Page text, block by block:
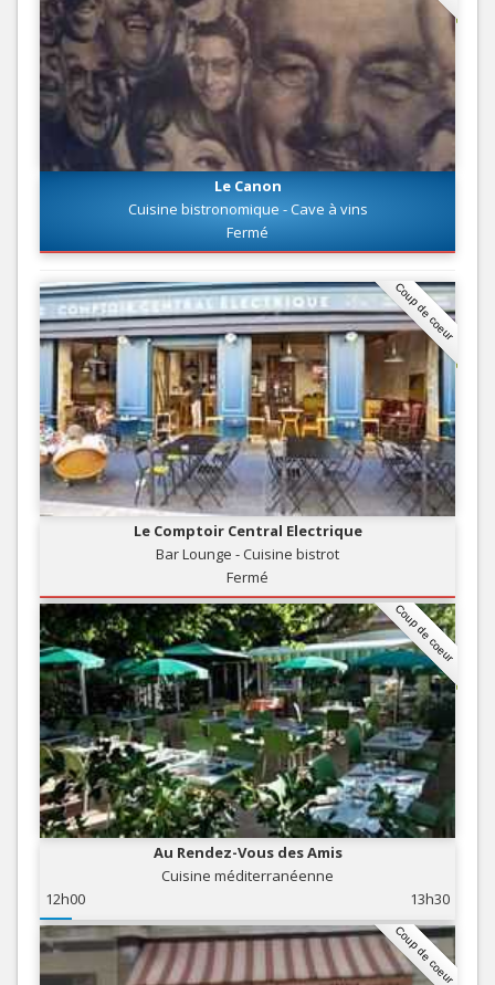
Le Canon
Cuisine bistronomique - Cave à vins
Fermé
Coup de coeur
Le Comptoir Central Electrique
Bar Lounge - Cuisine bistrot
Fermé
Coup de coeur
Au Rendez-Vous des Amis
Cuisine méditerranéenne
12h00
13h30
Coup de coeur